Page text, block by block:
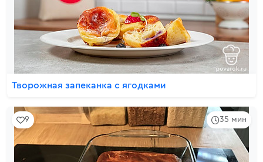
Творожная запеканка с ягодками
35 мин
9